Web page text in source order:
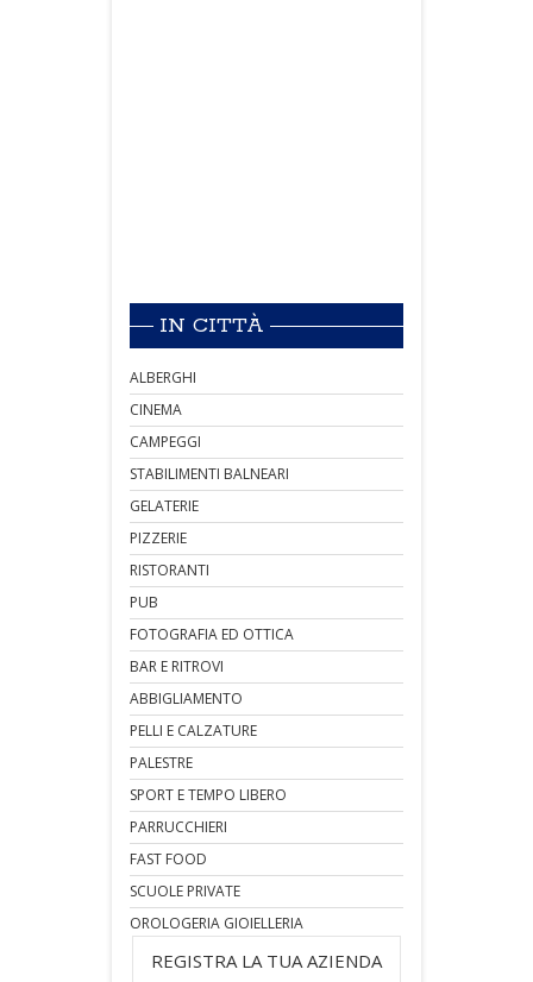
IN CITTÀ
ALBERGHI
CINEMA
CAMPEGGI
STABILIMENTI BALNEARI
GELATERIE
PIZZERIE
RISTORANTI
PUB
FOTOGRAFIA ED OTTICA
BAR E RITROVI
ABBIGLIAMENTO
PELLI E CALZATURE
PALESTRE
SPORT E TEMPO LIBERO
PARRUCCHIERI
FAST FOOD
SCUOLE PRIVATE
OROLOGERIA GIOIELLERIA
REGISTRA LA TUA AZIENDA